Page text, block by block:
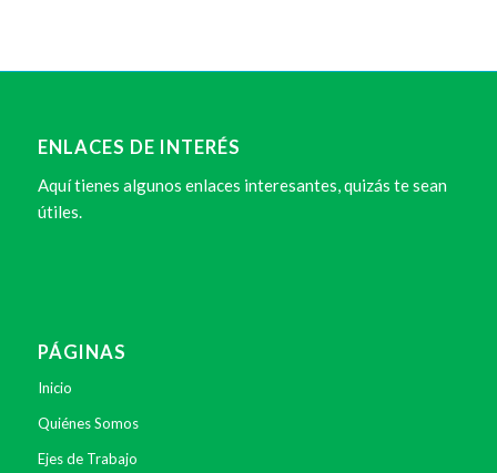
ENLACES DE INTERÉS
Aquí tienes algunos enlaces interesantes, quizás te sean
útiles.
PÁGINAS
Inicio
Quiénes Somos
Ejes de Trabajo